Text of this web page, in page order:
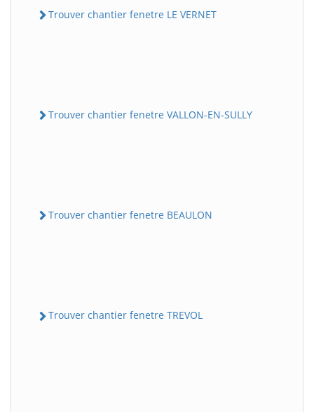
Trouver chantier fenetre LE VERNET
Trouver chantier fenetre VALLON-EN-SULLY
Trouver chantier fenetre BEAULON
Trouver chantier fenetre TREVOL